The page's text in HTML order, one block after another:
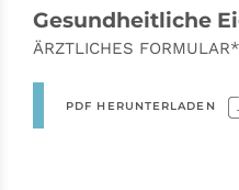
Gesundheitliche
ÄRZTLICHES FORMULAR*
PDF HERUNTERLADEN